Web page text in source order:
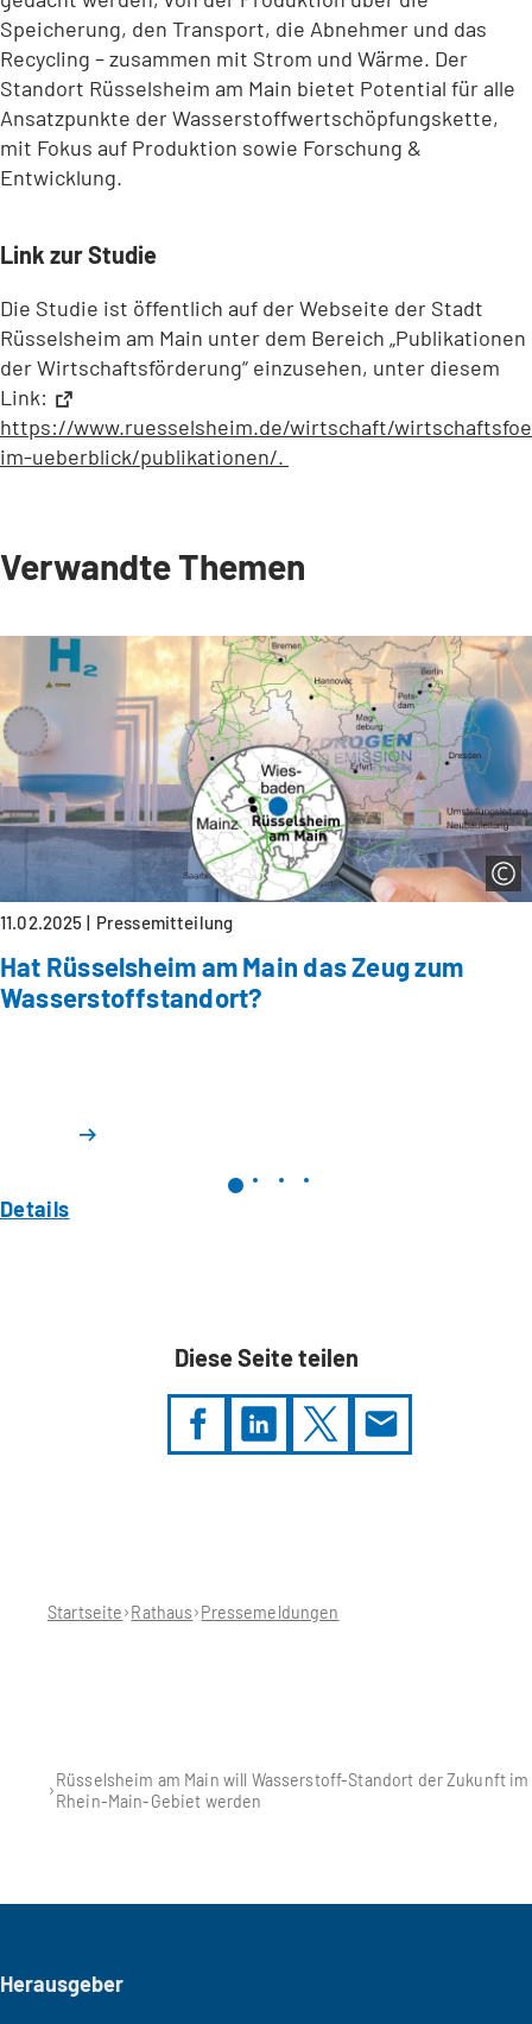
Speicherung, den Transport, die Abnehmer und das
Recycling – zusammen mit Strom und Wärme. Der
Standort Rüsselsheim am Main bietet Potential für alle
Ansatzpunkte der Wasserstoffwertschöpfungskette,
mit Fokus auf Produktion sowie Forschung &
Entwicklung.
Link zur Studie
Die Studie ist öffentlich auf der Webseite der Stadt
Rüsselsheim am Main unter dem Bereich „Publikationen
der Wirtschaftsförderung“ einzusehen, unter diesem
Link:
https://www.ruesselsheim.de/wirtschaft/
im-ueberblick/publikationen/.
(Öffnet
Tab)
Verwandte Themen
11.02.2025 Pressemitteilung
Hat Rüsselsheim am Main das Zeug zum
Wasserstoffstandort?
Details
Diese Seite teilen
hier:Startseite Rathaus Pressemeldungen
Rüsselsheim am Main will Wasserstoff-Standort der Zukunft im
Rhein-Main-Gebiet werden
Seitenfuß
Herausgeber